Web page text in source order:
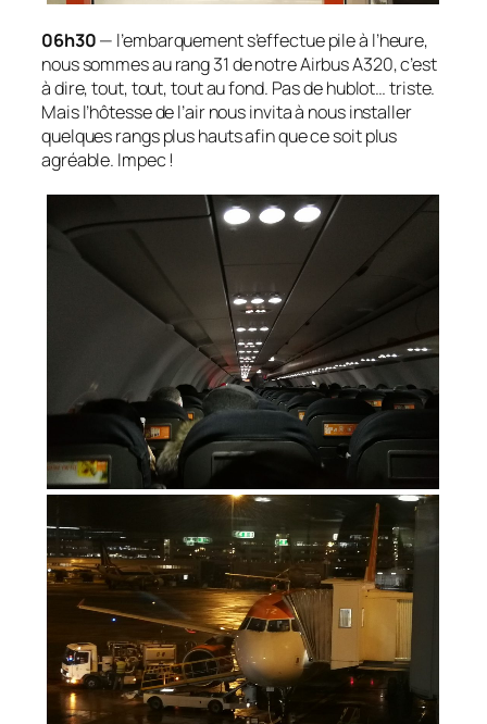
06h30— l’embarquement s’effectue pile à l’heure,
nous sommes au rang 31 de notre Airbus A320, c’est
à dire, tout, tout, tout au fond. Pas de hublot… triste.
Mais l’hôtesse de l’air nous invita à nous installer
quelques rangs plus hauts afin que ce soit plus
agréable. Impec !